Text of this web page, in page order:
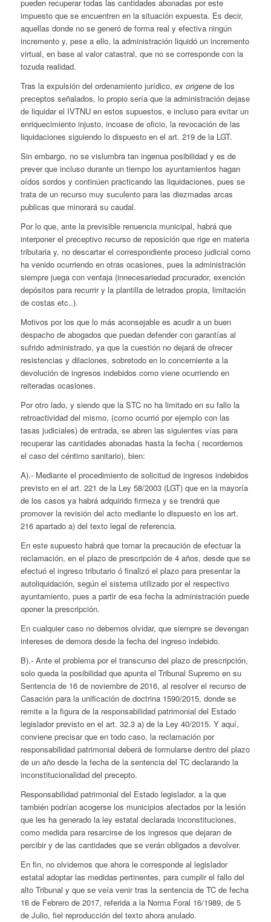
pueden recuperar todas las cantidades abonadas por este
impuesto que se encuentren en la situación expuesta. Es decir,
aquellas donde no se generó de forma real y efectiva ningún
incremento y, pese a ello, la administración liquidó un incremento
virtual, en base al valor catastral, que no se corresponde con la
tozuda realidad.
Tras la expulsión del ordenamiento jurídico, ex origenede los
preceptos señalados, lo propio sería que la administración dejase
de liquidar el IVTNU en estos supuestos, e incluso para evitar un
enriquecimiento injusto, incoase de oficio, la revocación de las
liquidaciones siguiendo lo dispuesto en el art. 219 de la LGT.
Sin embargo, no se vislumbra tan ingenua posibilidad y es de
prever que incluso durante un tiempo los ayuntamientos hagan
oídos sordos y continúen practicando las liquidaciones, pues se
trata de un recurso muy suculento para las diezmadas arcas
publicas que minorará su caudal.
Por lo que, ante la previsible renuencia municipal, habrá que
interponer el preceptivo recurso de reposición que rige en materia
tributaria y, no descartar el correspondiente proceso judicial como
ha venido ocurriendo en otras ocasiones, pues la administración
siempre juega con ventaja (innecesariedad procurador, exención
depósitos para recurrir y la plantilla de letrados propia, limitación
de costas etc..).
Motivos por los que lo más aconsejable es acudir a un buen
despacho de abogados que puedan defender con garantías al
sufrido administrado, ya que la cuestión no dejará de ofrecer
resistencias y dilaciones, sobretodo en lo concerniente a la
devolución de ingresos indebidos como viene ocurriendo en
reiteradas ocasiones.
Por otro lado, y siendo que la STC no ha limitado en su fallo la
retroactividad del mismo, (como ocurrió por ejemplo con las
tasas judiciales) de entrada, se abren las siguientes vías para
recuperar las cantidades abonadas hasta la fecha ( recordemos
el caso del céntimo sanitario), bien:
A).- Mediante el procedimiento de solicitud de ingresos indebidos
previsto en el art. 221 de la Ley 58/2003 (LGT) que en la mayoría
de los casos ya habrá adquirido firmeza y se trendrá que
promover la revisión del acto mediante lo dispuesto en los art.
216 apartado a) del texto legal de referencia.
En este supuesto habrá que tomar la precaución de efectuar la
reclamación, en el plazo de prescripción de 4 años, desde que se
efectuó el ingreso tributario ó finalizó el plazo para presentar la
autoliquidación, según el sistema utilizado por el respectivo
ayuntamiento, pues a partir de esa fecha la administración puede
oponer la prescripción.
En cualquier caso no debemos olvidar, que siempre se devengan
intereses de demora desde la fecha del ingreso indebido.
B).- Ante el problema por el transcurso del plazo de prescripción,
solo queda la posibilidad que apunta el Tribunal Supremo en su
Sentencia de 16 de noviembre de 2016, al resolver el recurso de
Casación para la unificación de doctrina 1590/2015, donde se
remite a la figura de la responsabilidad patrimonial del Estado
legislador previsto en el art. 32.3 a) de la Ley 40/2015. Y aquí,
conviene precisar que en todo caso, la reclamación por
responsabilidad patrimonial deberá de formularse dentro del plazo
de un año desde la fecha de la sentencia del TC declarando la
inconstitucionalidad del precepto.
Responsabilidad patrimonial del Estado legislador, a la que
también podrían acogerse los municipios afectados por la lesión
que les ha generado la ley estatal declarada inconstituciones,
como medida para resarcirse de los ingresos que dejaran de
percibir y de las cantidades que se verán obligados a devolver.
En fin, no olvidemos que ahora le corresponde al legislador
estatal adoptar las medidas pertinentes, para cumplir el fallo del
alto Tribunal y que se veía venir tras la sentencia de TC de fecha
16 de Febrero de 2017, referida a la Norma Foral 16/1989, de 5
de Julio, fiel reproducción del texto ahora anulado.